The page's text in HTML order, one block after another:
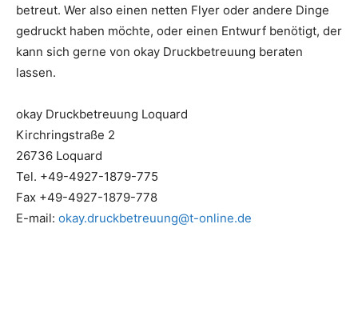
betreut. Wer also einen netten Flyer oder andere Dinge
gedruckt haben möchte, oder einen Entwurf benötigt, der
kann sich gerne von okay Druckbetreuung beraten
lassen.
okay Druckbetreuung Loquard
Kirchringstraße 2
26736 Loquard
Tel. +49-4927-1879-775
Fax +49-4927-1879-778
E-mail: okay.druckbetreuung@t-online.de